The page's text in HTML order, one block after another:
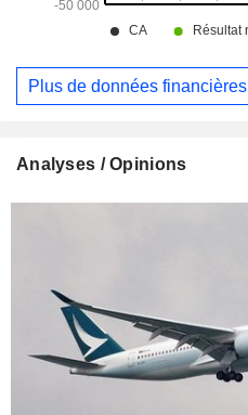
Plus de données financières
Analyses / Opinions